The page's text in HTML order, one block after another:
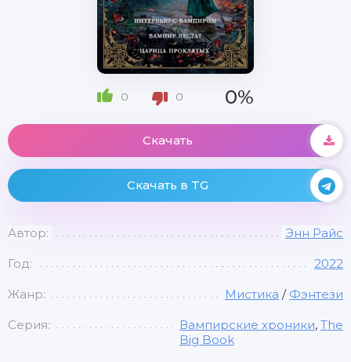
0 0 0%
Скачать
Скачать в TG
Автор: Энн Райс
Год: 2022
Жанр: Мистика / Фэнтези
Серия: Вампирские хроники, The
Big Book